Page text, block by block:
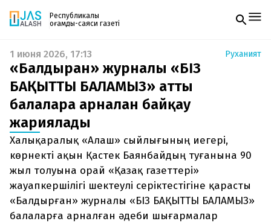
Республикалық
қоғамдық-саяси газеті
Жаңалықтар
Спорт
Live
Руханият
Аймақ
Архив
Заң және тәртіп
Редакциямен байланыс
+7 708 604 51 06
Жарнама бөлімі
+7 701 220 64 52
Пошта
zhasalash100@gmail.com
Газетке жазылу
PDF форматтағы газетті ай сайын электронды
поштаңызға алып отырыңыз. Жаңа нөмір
шыққан сәтте сізге бірден жіберіледі. Тек email
енгізіңіз, біз қалғанын өзіміз жібереміз.
1 июня 2026, 17:13 Руханият
«Балдырған» журналы «БІЗ
БАҚЫТТЫ БАЛАМЫЗ» атты
балаларға арналған байқау
жариялады
Халықаралық «Алаш» сыйлығының иегері,
көрнекті ақын Қастек Баянбайдың туғанына 90
жыл толуына орай «Қазақ газеттері»
жауапкершілігі шектеулі серіктестігіне қарасты
«Балдырған» журналы «БІЗ БАҚЫТТЫ БАЛАМЫЗ»
балаларға арналған әдеби шығармалар